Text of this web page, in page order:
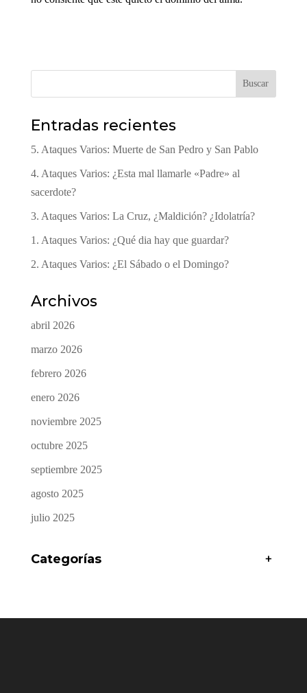
Buscar
Entradas recientes
5. Ataques Varios: Muerte de San Pedro y San Pablo
4. Ataques Varios: ¿Esta mal llamarle «Padre» al
sacerdote?
3. Ataques Varios: La Cruz, ¿Maldición? ¿Idolatría?
1. Ataques Varios: ¿Qué dia hay que guardar?
2. Ataques Varios: ¿El Sábado o el Domingo?
Archivos
abril 2026
marzo 2026
febrero 2026
enero 2026
noviembre 2025
octubre 2025
septiembre 2025
agosto 2025
julio 2025
Categorías +